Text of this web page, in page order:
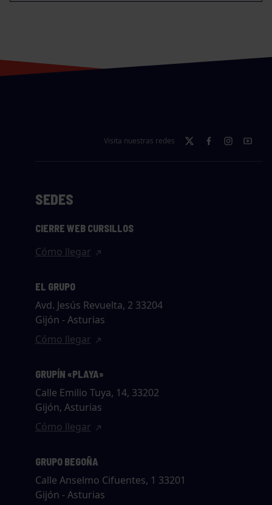
Visita nuestras redes
SEDES
CIERRE WEB CURSILLOS
Cómo llegar
EL GRUPO
Avd. Jesús Revuelta, 2 33204
Gijón - Asturias
Cómo llegar
GRUPÍN «PLAYA»
Calle Emilio Tuya, 14, 33202
Gijón, Asturias
Cómo llegar
GRUPO BEGOÑA
Calle Anselmo Cifuentes, 1 33201
Gijón - Asturias